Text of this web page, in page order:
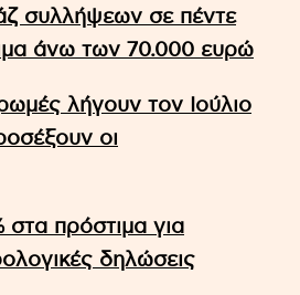
συλλήψεων σε πέντε
άνω των 70.000 ευρώ
λήγουν τον Ιούλιο
οι
στα πρόστιμα για
δηλώσεις